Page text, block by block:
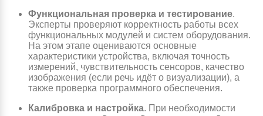
Функциональная проверка и тестирование.
Эксперты проверяют корректность работы всех
функциональных модулей и систем оборудования.
На этом этапе оцениваются основные
характеристики устройства, включая точность
измерений, чувствительность сенсоров, качество
изображения (если речь идёт о визуализации), а
также проверка программного обеспечения.
Калибровка и настройка. При необходимости